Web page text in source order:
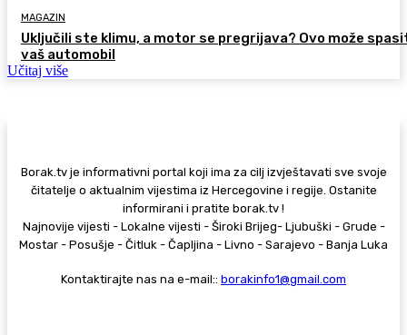
MAGAZIN
Uključili ste klimu, a motor se pregrijava? Ovo može
vaš automobil
Učitaj više
Borak.tv je informativni portal koji ima za cilj izvještavati sve svoje
čitatelje o aktualnim vijestima iz Hercegovine i regije. Ostanite
informirani i pratite borak.tv !
Najnovije vijesti - Lokalne vijesti - Široki Brijeg- Ljubuški - Grude -
Mostar - Posušje - Čitluk - Čapljina - Livno - Sarajevo - Banja Luka
Kontaktirajte nas na e-mail:: borakinfo1@gmail.com